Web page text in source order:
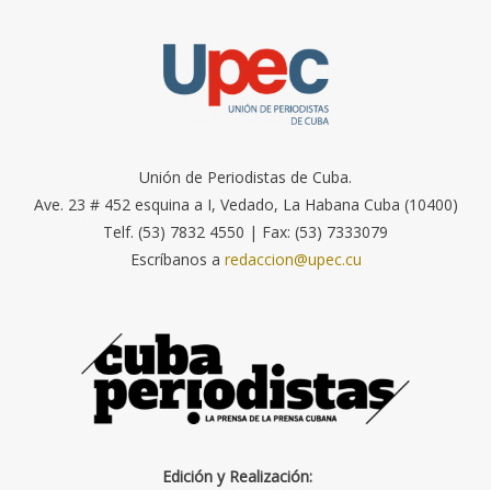
Unión de Periodistas de Cuba.
Ave. 23 # 452 esquina a I, Vedado, La Habana Cuba (10400)
Telf. (53) 7832 4550 | Fax: (53) 7333079
Escríbanos a redaccion@upec.cu
Edición y Realización: